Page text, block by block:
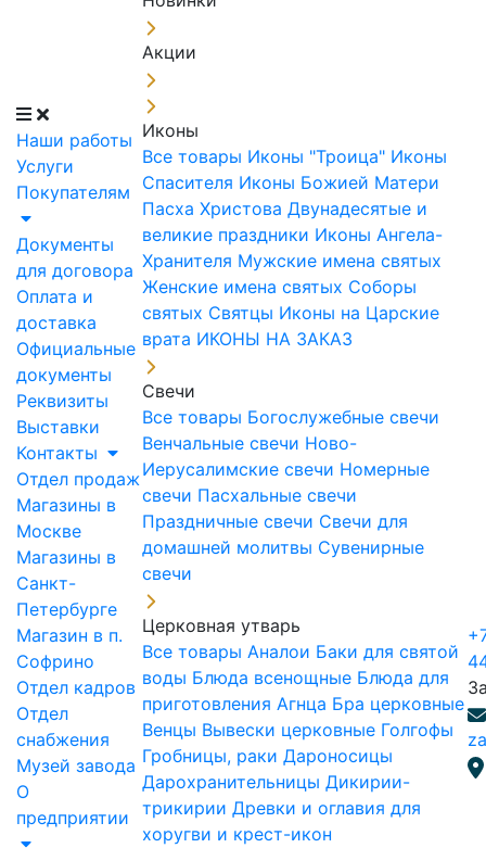
Наши работы
Услуги
Покупателям
Документы
для договора
Оплата и
доставка
Официальные
документы
Реквизиты
Выставки
Контакты
Отдел продаж
Магазины в
Москве
Магазины в
Санкт-
Петербурге
Магазин в п.
Софрино
Отдел кадров
Отдел
снабжения
Музей завода
О
предприятии
Акции
Иконы
Все товары Иконы "Троица" Иконы
Спасителя Иконы Божией Матери
Пасха Христова Двунадесятые и
великие праздники Иконы Ангела-
Хранителя Мужские имена святых
Женские имена святых Соборы
святых Святцы Иконы на Царские
врата ИКОНЫ НА ЗАКАЗ
Свечи
Все товары Богослужебные свечи
Венчальные свечи Ново-
Иерусалимские свечи Номерные
свечи Пасхальные свечи
Праздничные свечи Свечи для
домашней молитвы Сувенирные
свечи
Церковная утварь
Все товары Аналои Баки для святой
воды Блюда всенощные Блюда для
приготовления Агнца Бра церковные
Венцы Вывески церковные Голгофы
Гробницы, раки Дароносицы
Дарохранительницы Дикирии-
трикирии Древки и оглавия для
хоругви и крест-икон